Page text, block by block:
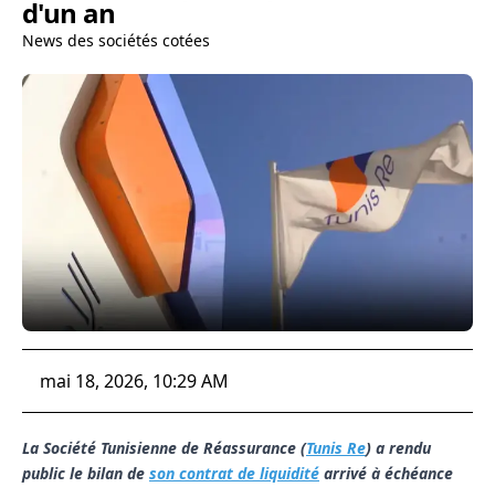
d'un an
News des sociétés cotées
mai 18, 2026, 10:29 AM
La Société Tunisienne de Réassurance (Tunis Re) a rendu
public le bilan de son contrat de liquidité arrivé à échéance